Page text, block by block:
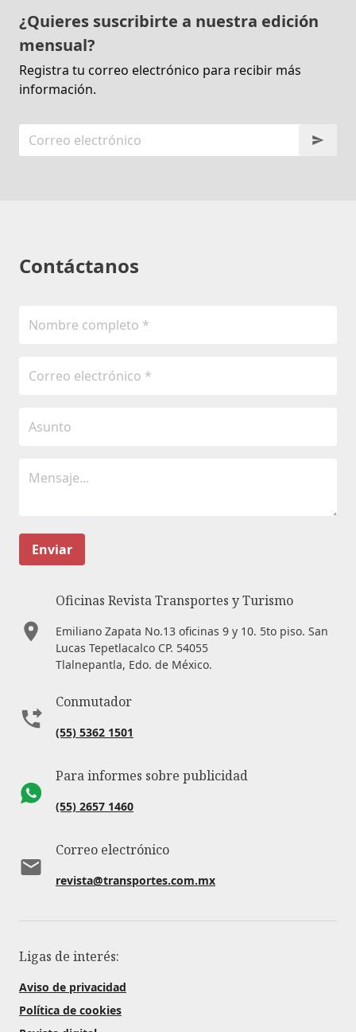
¿Quieres suscribirte a nuestra edición
mensual?
Registra tu correo electrónico para recibir más
información.
Contáctanos
Enviar
Oficinas Revista Transportes y Turismo
Emiliano Zapata No.13 oficinas 9 y 10. 5to piso. San
Lucas Tepetlacalco CP. 54055
Tlalnepantla, Edo. de México.
Conmutador
(55) 5362 1501
Para informes sobre publicidad
(55) 2657 1460
Correo electrónico
revista@transportes.com.mx
Ligas de interés:
Aviso de privacidad
Política de cookies